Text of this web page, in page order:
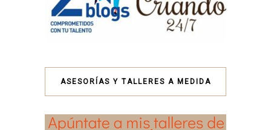
ASESORÍAS Y TALLERES A MEDIDA